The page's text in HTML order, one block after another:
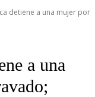
detiene a una mujer por
a una